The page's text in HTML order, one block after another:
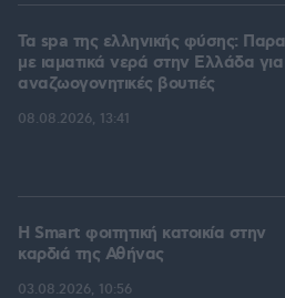
Τα spa της ελληνικής φύσης:
με ιαματικά νερά στην Ελλάδα για
αναζωογονητικές βουτιές
08.08.2026, 13:41
Η Smart φοιτητική κατοικία στην
καρδιά της Αθήνας
03.08.2026, 10:56